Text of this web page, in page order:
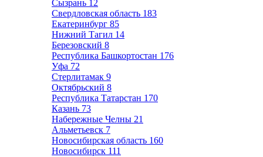
Сызрань 12
Свердловская область 183
Екатеринбург 85
Нижний Тагил 14
Березовский 8
Республика Башкортостан 176
Уфа 72
Стерлитамак 9
Октябрьский 8
Республика Татарстан 170
Казань 73
Набережные Челны 21
Альметьевск 7
Новосибирская область 160
Новосибирск 111